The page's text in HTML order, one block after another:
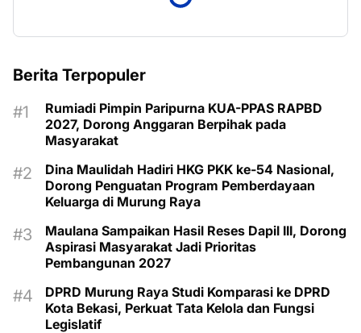
Berita Terpopuler
Rumiadi Pimpin Paripurna KUA-PPAS RAPBD
2027, Dorong Anggaran Berpihak pada
Masyarakat
Dina Maulidah Hadiri HKG PKK ke-54 Nasional,
Dorong Penguatan Program Pemberdayaan
Keluarga di Murung Raya
Maulana Sampaikan Hasil Reses Dapil III, Dorong
Aspirasi Masyarakat Jadi Prioritas
Pembangunan 2027
DPRD Murung Raya Studi Komparasi ke DPRD
Kota Bekasi, Perkuat Tata Kelola dan Fungsi
Legislatif